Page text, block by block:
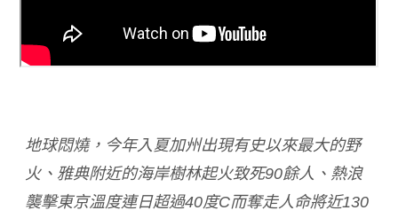
地球悶燒，今年入夏加州出現有史以來最大的野
火、雅典附近的海岸樹林起火致死90餘人、熱浪
襲擊東京溫度連日超過40度C而奪走人命將近130